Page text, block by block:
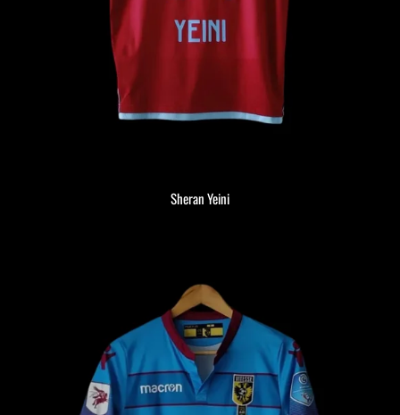
Sheran Yeini